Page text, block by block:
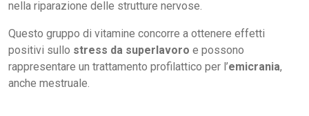
nella riparazione delle strutture nervose.
Questo gruppo di vitamine concorre a ottenere effetti
positivi sullo stress da superlavoro e possono
rappresentare un trattamento profilattico per l’emicrania,
anche mestruale.